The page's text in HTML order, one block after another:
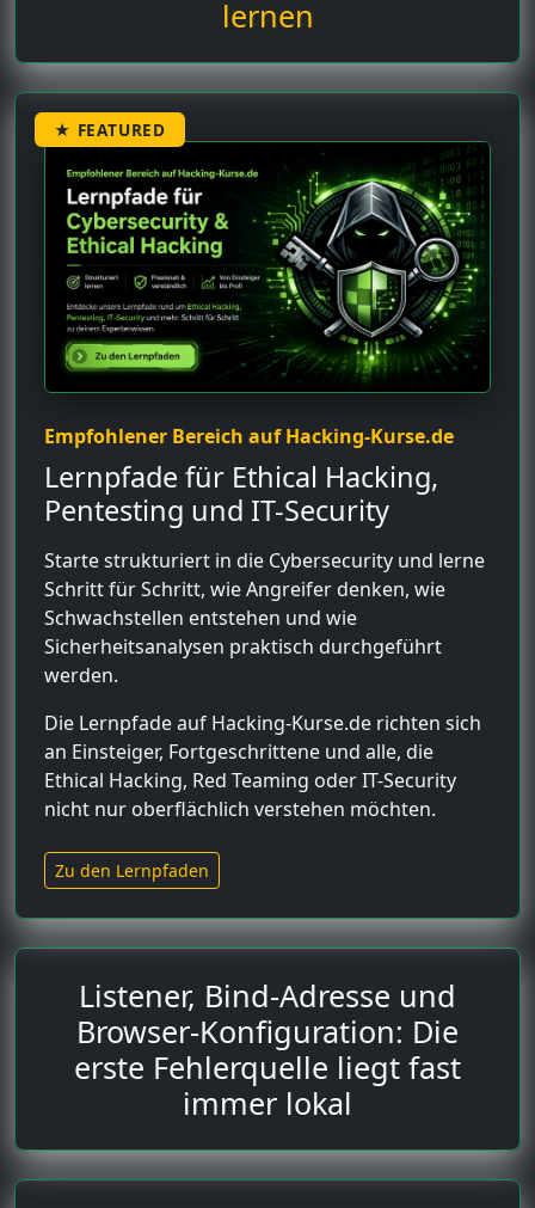
lernen
★ FEATURED
Empfohlener Bereich auf Hacking-Kurse.de
Lernpfade für Ethical Hacking,
Pentesting und IT-Security
Starte strukturiert in die Cybersecurity und lerne
Schritt für Schritt, wie Angreifer denken, wie
Schwachstellen entstehen und wie
Sicherheitsanalysen praktisch durchgeführt
werden.
Die Lernpfade auf Hacking-Kurse.de richten sich
an Einsteiger, Fortgeschrittene und alle, die
Ethical Hacking, Red Teaming oder IT-Security
nicht nur oberflächlich verstehen möchten.
Zu den Lernpfaden
Listener, Bind-Adresse und
Browser-Konfiguration: Die
erste Fehlerquelle liegt fast
immer lokal